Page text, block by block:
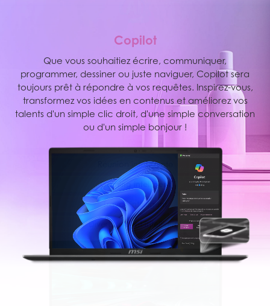
Copilot
Que vous souhaitiez écrire, communiquer,
programmer, dessiner ou juste naviguer, Copilot sera
toujours prêt à répondre à vos requêtes. Inspirez-vous,
transformez vos idées en contenus et améliorez vos
talents d'un simple clic droit, d'une simple conversation
ou d'un simple bonjour !
Le moteur MSI AI Engine est capable de détecter le
mode d'utilisation et d'automatiquement ajuster les
réglages matériels pour atteindre les meilleures
performances possibles. Grâce à des modes et
ressources paramétrés par l'IA, vous pouvez vous
concentrer sur vos travaux de création, sur votre
Réunion intelligente
Gaming intelligent
Travail intelligent
Divertissement intelligent